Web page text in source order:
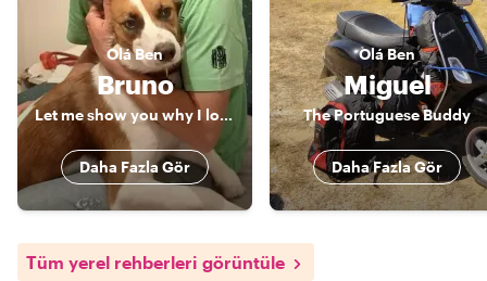
OláBen
Bruno
Let me show you why I love Portugal
Daha Fazla Gör
OláBen
Miguel
The Portuguese Buddy
Daha Fazla Gör
Tüm yerel rehberleri görüntüle